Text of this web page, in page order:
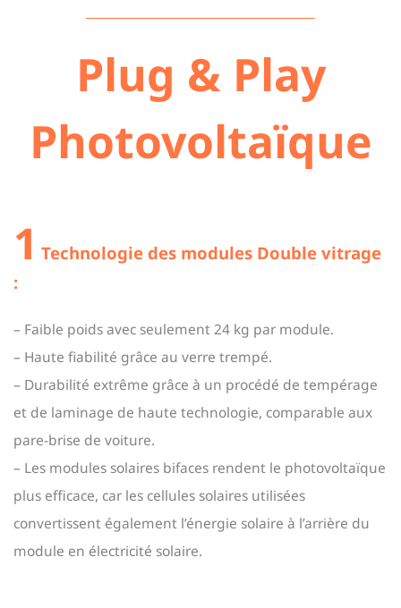
Plug & Play
Photovoltaïque
1 Technologie des modules Double vitrage
:
– Faible poids avec seulement 24 kg par module.
– Haute fiabilité grâce au verre trempé.
– Durabilité extrême grâce à un procédé de tempérage
et de laminage de haute technologie, comparable aux
pare-brise de voiture.
– Les modules solaires bifaces rendent le photovoltaïque
plus efficace, car les cellules solaires utilisées
convertissent également l’énergie solaire à l’arrière du
module en électricité solaire.